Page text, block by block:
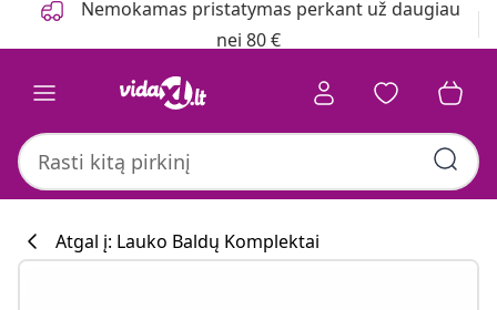
Nemokamas pristatymas perkant už daugiau
nei 80 €
Atgal į: Lauko Baldų Komplektai